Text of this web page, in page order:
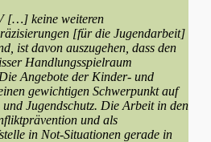
[…] keine weiteren
[für die Jugendarbeit]
ist davon auszugehen, dass den
Handlungsspielraum
Angebote der Kinder- und
gewichtigen Schwerpunkt auf
Jugendschutz. Die Arbeit in den
und als
in Not-Situationen gerade in